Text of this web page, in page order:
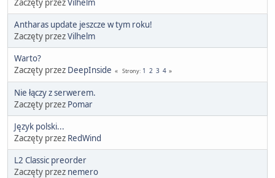
Antharas update jeszcze w tym roku!
Zaczęty przezVilhelm
Warto?
Zaczęty przez DeepInside Strony 1 2 3 4
Nie łączy z serwerem.
Zaczęty przez Pomar
Język polski...
Zaczęty przez RedWind
L2 Classic preorder
Zaczęty przez nemero